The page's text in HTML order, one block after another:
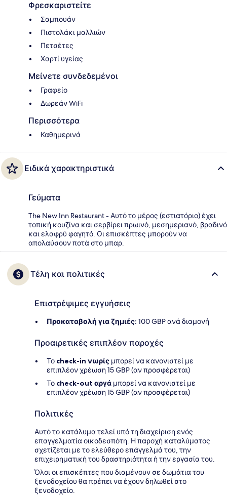
Φρεσκαριστείτε
Σαμπουάν
Πιστολάκι μαλλιών
Πετσέτες
Χαρτί υγείας
Μείνετε συνδεδεμένοι
Γραφείο
Δωρεάν WiFi
Περισσότερα
Καθημερινά
Ειδικά χαρακτηριστικά
Γεύματα
The New Inn Restaurant - Αυτό το μέρος (εστιατόριο) έχει
τοπική κουζίνα και σερβίρει πρωινό, μεσημεριανό, βραδινό
και ελαφρύ φαγητό. Οι επισκέπτες μπορούν να
απολαύσουν ποτά στο μπαρ.
Τέλη και πολιτικές
Επιστρέψιμες εγγυήσεις
Προκαταβολή για ζημιές: 100 GBP ανά διαμονή
Προαιρετικές επιπλέον παροχές
Το check-in νωρίς μπορεί να κανονιστεί με
επιπλέον χρέωση 15 GBP (αν προσφέρεται)
Το check-out αργά μπορεί να κανονιστεί με
επιπλέον χρέωση 15 GBP (αν προσφέρεται)
Πολιτικές
Αυτό το κατάλυμα τελεί υπό τη διαχείριση ενός
επαγγελματία οικοδεσπότη. Η παροχή καταλύματος
σχετίζεται με το ελεύθερο επάγγελμά του, την
επιχειρηματική του δραστηριότητα ή την εργασία του.
Όλοι οι επισκέπτες που διαμένουν σε δωμάτια του
ξενοδοχείου θα πρέπει να έχουν δηλωθεί στο
ξενοδοχείο.